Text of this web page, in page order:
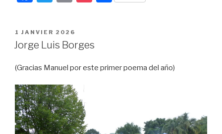
c
e
o
o
k
tt
er
ail
k
PUBLIÉ
LE
1 JANVIER 2026
Jorge Luis Borges
(Gracias Manuel por este primer poema del año)